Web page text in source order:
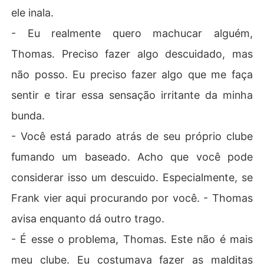
ele inala.
- Eu realmente quero machucar alguém,
Thomas. Preciso fazer algo descuidado, mas
não posso. Eu preciso fazer algo que me faça
sentir e tirar essa sensação irritante da minha
bunda.
- Você está parado atrás de seu próprio clube
fumando um baseado. Acho que você pode
considerar isso um descuido. Especialmente, se
Frank vier aqui procurando por você. - Thomas
avisa enquanto dá outro trago.
- É esse o problema, Thomas. Este não é mais
meu clube. Eu costumava fazer as malditas